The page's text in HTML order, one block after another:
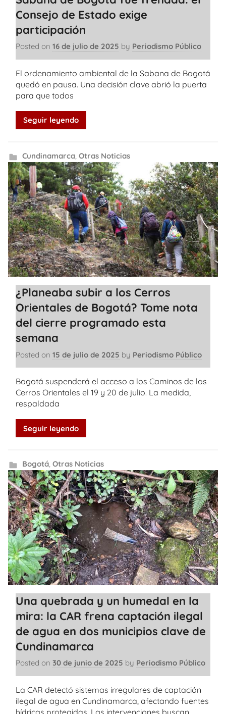
Consejo de Estado exige
participación
Posted on 16 de julio de 2025 by Periodismo Público
El ordenamiento ambiental de la Sabana de Bogotá
quedó en pausa. Una decisión clave abrió la puerta
para que todos
Seguir leyendo
Cundinamarca, Otras Noticias
¿Planeaba subir a los Cerros
Orientales de Bogotá? Tome nota
del cierre programado esta
semana
Posted on 15 de julio de 2025 by Periodismo Público
Bogotá suspenderá el acceso a los Caminos de los
Cerros Orientales el 19 y 20 de julio. La medida,
respaldada
Seguir leyendo
Bogotá, Otras Noticias
Una quebrada y un humedal en la
mira: la CAR frena captación ilegal
de agua en dos municipios clave de
Cundinamarca
Posted on 30 de junio de 2025 by Periodismo Público
La CAR detectó sistemas irregulares de captación
ilegal de agua en Cundinamarca, afectando fuentes
hídricas protegidas. Las intervenciones buscan